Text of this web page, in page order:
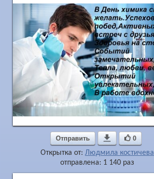
Отправить  0
Открытка от: Людмила костичева
отправлена: 1 140 раз